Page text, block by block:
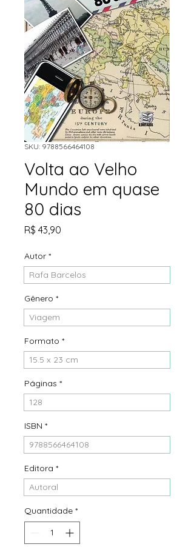
SKU: 9788566464108
Volta ao Velho
Mundo em quase
80 dias
R$ 43,90
Autor *
Rafa Barcelos
Gênero *
Viagem
Formato *
15.5 x 23 cm
Páginas *
128
ISBN *
9788566464108
Editora *
Autoral
Quantidade *